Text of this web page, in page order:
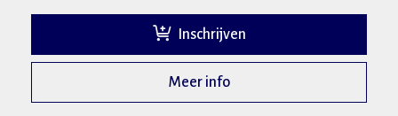
Inschrijven
Meer info